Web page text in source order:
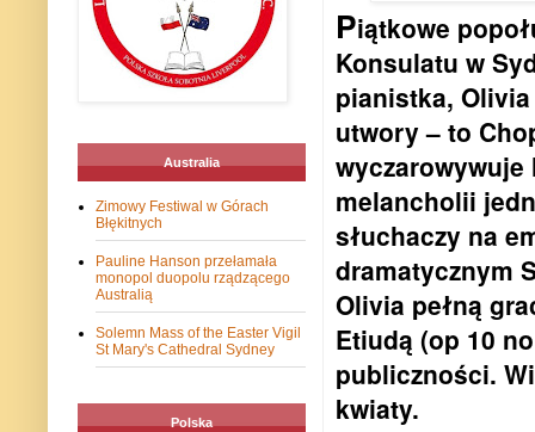
Piątkowe
Konsulatu w
pianistka,
utwory – to
wyczarowywuje
melancholii
słuchaczy na
dramatycznym
Olivia pełną
Etiudą (op 10
publiczności.
kwiaty.
Australia
Zimowy Festiwal w Górach
Błękitnych
Pauline Hanson przełamała
monopol duopolu rządzącego
Australią
Solemn Mass of the Easter Vigil
St Mary's Cathedral Sydney
Polska